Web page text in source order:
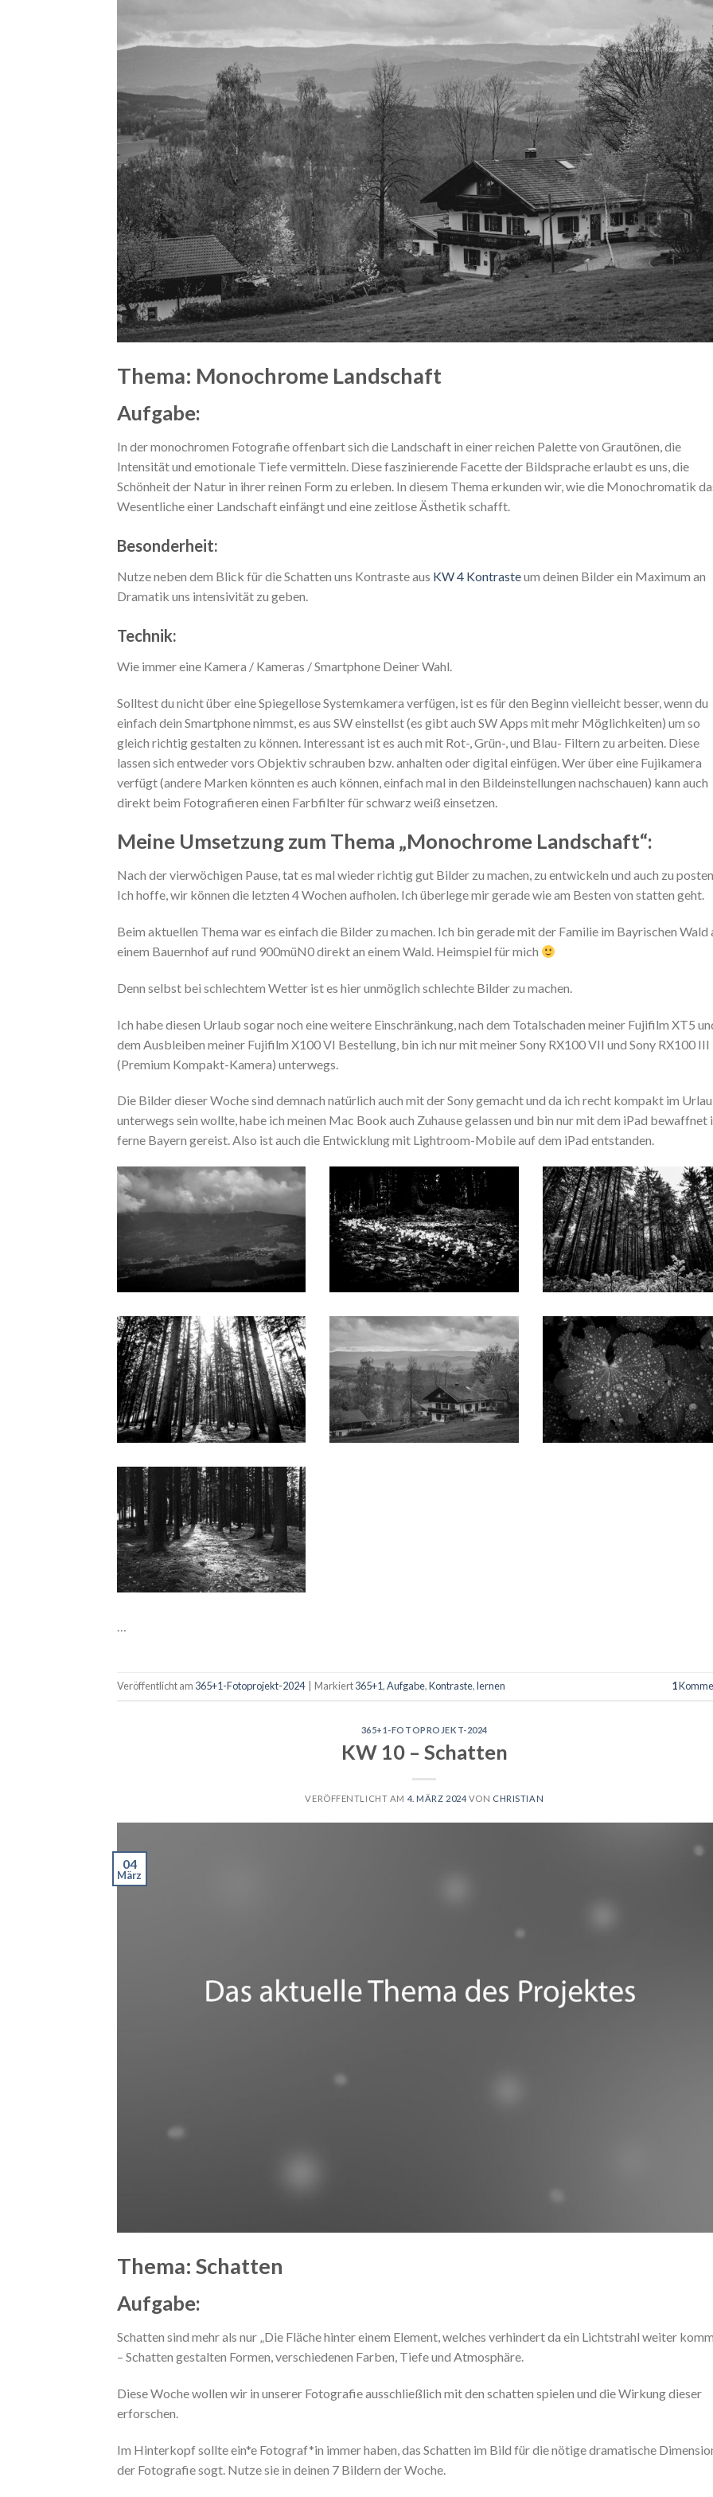
Thema: Monochrome Landschaft
Aufgabe:
In der monochromen Fotografie offenbart sich die Landschaft in einer reichen Palette von Grautönen, die
Intensität und emotionale Tiefe vermitteln. Diese faszinierende Facette der Bildsprache erlaubt es uns, die
Schönheit der Natur in ihrer reinen Form zu erleben. In diesem Thema erkunden wir, wie die Monochromatik
Wesentliche einer Landschaft einfängt und eine zeitlose Ästhetik schafft.
Besonderheit:
Nutze neben dem Blick für die Schatten uns Kontraste aus KW 4 Kontrasteum deinen Bilder ein Maximum an
Dramatik uns intensivität zu geben.
Technik:
Wie immer eine Kamera / Kameras / Smartphone Deiner Wahl.
Solltest du nicht über eine Spiegellose Systemkamera verfügen, ist es für den Beginn vielleicht besser, wenn du
einfach dein Smartphone nimmst, es aus SW einstellst (es gibt auch SW Apps mit mehr Möglichkeiten) um so
gleich richtig gestalten zu können. Interessant ist es auch mit Rot-, Grün-, und Blau- Filtern zu arbeiten. Diese
lassen sich entweder vors Objektiv schrauben bzw. anhalten oder digital einfügen. Wer über eine Fujikamera
verfügt (andere Marken könnten es auch können, einfach mal in den Bildeinstellungen nachschauen) kann auch
direkt beim Fotografieren einen Farbfilter für schwarz weiß einsetzen.
Meine Umsetzung zum Thema „Monochrome Landschaft“:
Nach der vierwöchigen Pause, tat es mal wieder richtig gut Bilder zu machen, zu entwickeln und auch zu
Ich hoffe, wir können die letzten 4 Wochen aufholen. Ich überlege mir gerade wie am Besten von statten geht.
Beim aktuellen Thema war es einfach die Bilder zu machen. Ich bin gerade mit der Familie im Bayrischen Wald
einem Bauernhof auf rund 900müN0 direkt an einem Wald. Heimspiel für mich
Denn selbst bei schlechtem Wetter ist es hier unmöglich schlechte Bilder zu machen.
Ich habe diesen Urlaub sogar noch eine weitere Einschränkung, nach dem Totalschaden meiner Fujifilm XT5
dem Ausbleiben meiner Fujifilm X100 VI Bestellung, bin ich nur mit meiner Sony RX100 VII und Sony RX100 III
(Premium Kompakt-Kamera) unterwegs.
Die Bilder dieser Woche sind demnach natürlich auch mit der Sony gemacht und da ich recht kompakt im
unterwegs sein wollte, habe ich meinen Mac Book auch Zuhause gelassen und bin nur mit dem iPad bewaffnet
ferne Bayern gereist. Also ist auch die Entwicklung mit Lightroom-Mobile auf dem iPad entstanden.
…
Veröffentlicht am 365+1-Fotoprojekt-2024 Markiert365+1,Aufgabe,Kontraste,lernen 1
365+1-FOTOPROJEKT-2024
KW 10 – Schatten
VERÖFFENTLICHT AM 4. MÄRZ 2024 VON CHRISTIAN
04
März
Thema: Schatten
Aufgabe:
Schatten sind mehr als nur „Die Fläche hinter einem Element, welches verhindert da ein Lichtstrahl weiter
– Schatten gestalten Formen, verschiedenen Farben, Tiefe und Atmosphäre.
Diese Woche wollen wir in unserer Fotografie ausschließlich mit den schatten spielen und die Wirkung dieser
erforschen.
Im Hinterkopf sollte ein*e Fotograf*in immer haben, das Schatten im Bild für die nötige dramatische
der Fotografie sogt. Nutze sie in deinen 7 Bildern der Woche.